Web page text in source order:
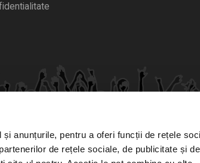
anunțurile, pentru a oferi funcții de rețele
de rețele sociale, de publicitate și de